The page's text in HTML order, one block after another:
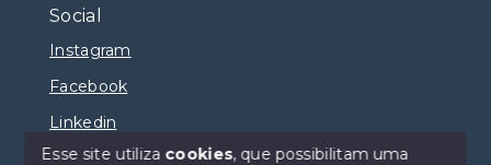
Social
Instagram
Facebook
Linkedin
Esse site utiliza cookies, que possibilitam uma